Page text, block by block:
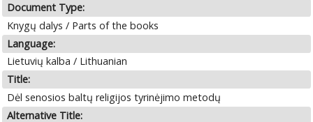
Document Type:
Knygų dalys / Parts of the books
Language:
Lietuvių kalba / Lithuanian
Title:
Dėl senosios baltų religijos tyrinėjimo metodų
Alternative Title: